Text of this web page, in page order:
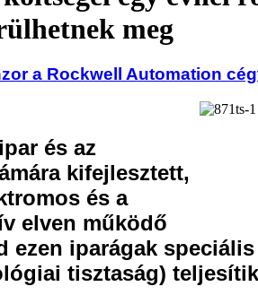
meg
a Rockwell Automation
és az
kifejlesztett,
és a
elven működő
ezen iparágak
tisztaság)